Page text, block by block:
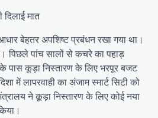
दिलाई मात
बेहतर अपशिष्ट प्रबंधन रखा गया था।
पिछले पांच सालों से कचरे का पहाड़
पास कूड़ा निस्तारण के लिए भरपूर बजट
में लापरवाही का अंजाम स्मार्ट सिटी को
ने कूड़ा निस्तारण के लिए कोई नया